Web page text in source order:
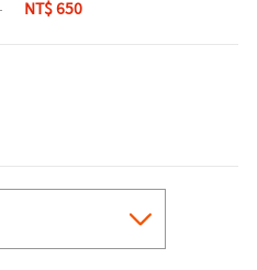
from
NT$ 650